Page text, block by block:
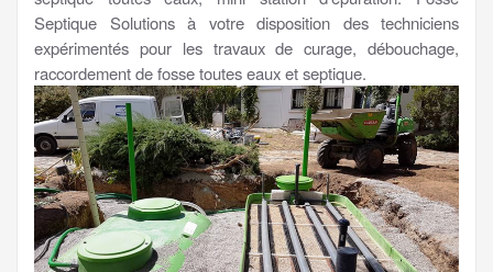
Septique Solutions à votre disposition des techniciens
expérimentés pour les travaux de curage, débouchage,
raccordement de fosse toutes eaux et septique.